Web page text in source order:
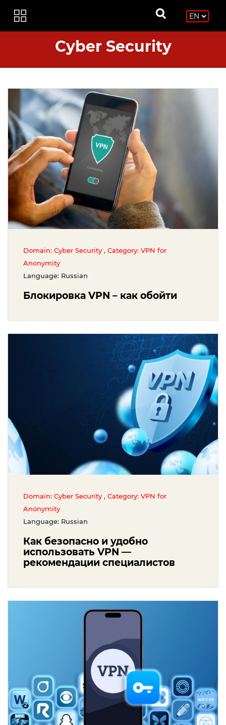
Cyber Security
Domain: Cyber Security , Category: VPN for
Anonymity
Language: Russian
Блокировка VPN – как обойти
Domain: Cyber Security , Category: VPN for
Anonymity
Language: Russian
Как безопасно и удобно
использовать VPN —
рекомендации специалистов